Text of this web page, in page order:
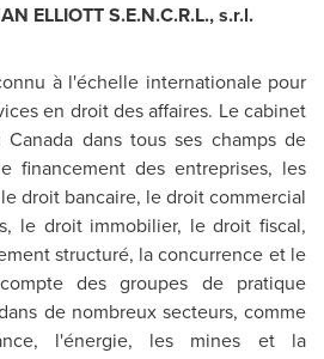
ELLIOTT S.E.N.C.R.L., s.r.l.
à l'échelle internationale pour
en droit des affaires. Le cabinet
Canada dans tous ses champs de
financement des entreprises, les
droit bancaire, le droit commercial
le droit immobilier, le droit fiscal,
structuré, la concurrence et le
des groupes de pratique
de nombreux secteurs, comme
l'énergie, les mines et la